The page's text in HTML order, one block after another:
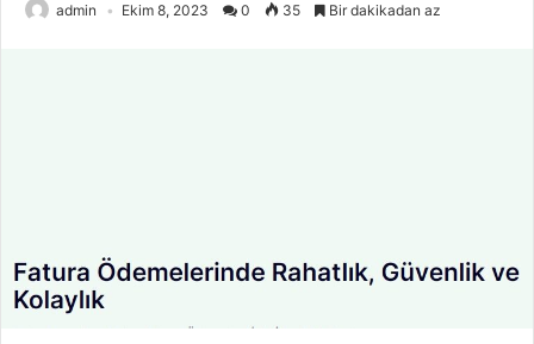
admin Ekim 8, 2023 0 35 Bir dakikadan az